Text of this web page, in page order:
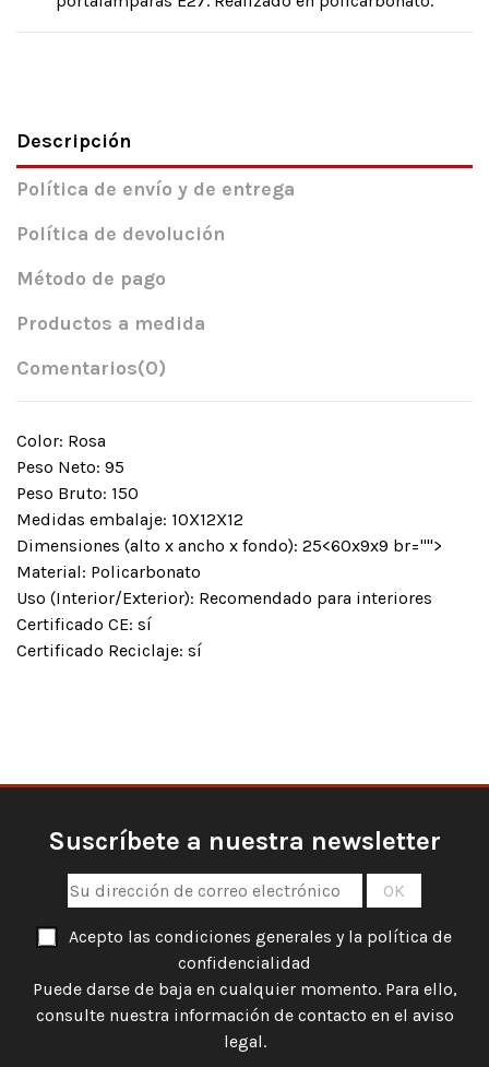
Descripción
Política de envío y de entrega
Política de devolución
Método de pago
Productos a medida
Comentarios(0)
Color: Rosa
Peso Neto: 95
Peso Bruto: 150
Medidas embalaje: 10X12X12
Dimensiones (alto x ancho x fondo): 25<60x9x9 br="">
Material: Policarbonato
Uso (Interior/Exterior): Recomendado para interiores
Certificado CE: sí
Certificado Reciclaje: sí
Suscríbete a nuestra newsletter
Acepto las condiciones generales y la política de
confidencialidad
Puede darse de baja en cualquier momento. Para ello,
consulte nuestra información de contacto en el aviso
legal.